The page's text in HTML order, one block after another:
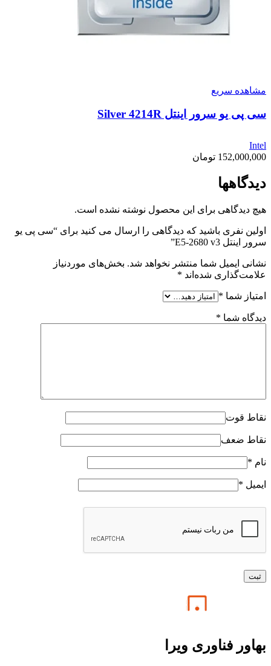
مشاهده سریع
سی پی یو سرور اینتل Silver 4214R
Intel
152,000,000 تومان
دیدگاهها
هیچ دیدگاهی برای این محصول نوشته نشده است.
اولین نفری باشید که دیدگاهی را ارسال می کنید برای “سی پی یو
سرور اینتل E5-2680 v3”
نشانی ایمیل شما منتشر نخواهد شد. بخش‌های موردنیاز
علامت‌گذاری شده‌اند *
امتیاز شما *
دیدگاه شما *
نقاط قوت
نقاط ضعف
نام *
ایمیل *
بهاور فناوری ویرا